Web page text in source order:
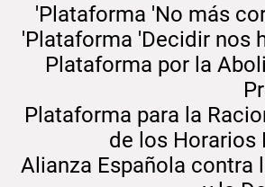
Plataforma 'No más
Plataforma 'Decidir nos
Plataforma por la
Plataforma para la
de los Horarios
Alianza Española contra